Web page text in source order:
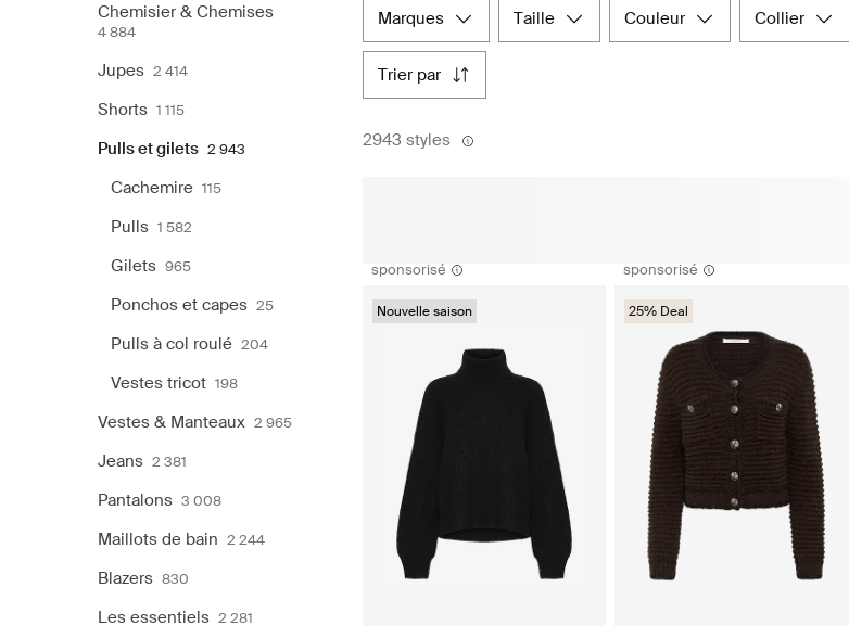
Chemisier & Chemises
4 884
Jupes 2 414
Shorts 1 115
Pulls et gilets 2 943
Cachemire 115
Pulls 1 582
Gilets 965
Ponchos et capes 25
Pulls à col roulé 204
Vestes tricot 198
Vestes & Manteaux 2 965
Jeans 2 381
Pantalons 3 008
Maillots de bain 2 244
Blazers 830
Les essentiels 2 281
marques taille couleur collier
trier par
2943 styles
sponsorisé
Nouvelle saison
sponsorisé
25% Deal